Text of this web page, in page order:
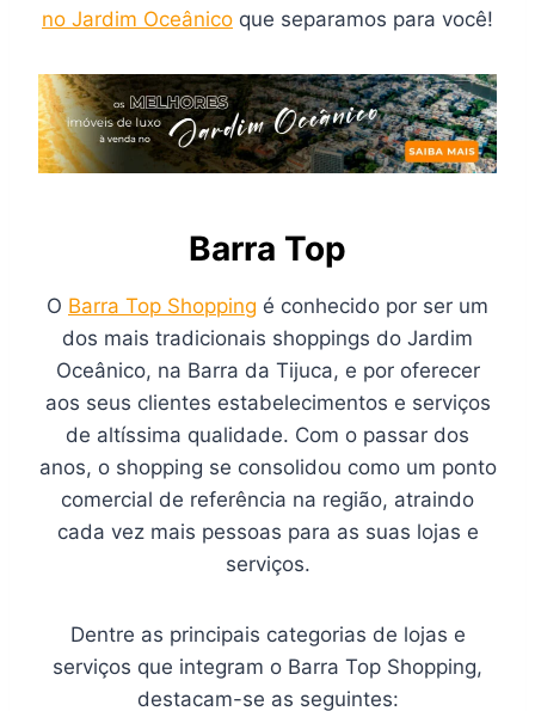
no Jardim Oceânico que separamos para você!
Barra Top
O Barra Top Shopping é conhecido por ser um
dos mais tradicionais shoppings do Jardim
Oceânico, na Barra da Tijuca, e por oferecer
aos seus clientes estabelecimentos e serviços
de altíssima qualidade. Com o passar dos
anos, o shopping se consolidou como um ponto
comercial de referência na região, atraindo
cada vez mais pessoas para as suas lojas e
serviços.
Dentre as principais categorias de lojas e
serviços que integram o Barra Top Shopping,
destacam-se as seguintes: